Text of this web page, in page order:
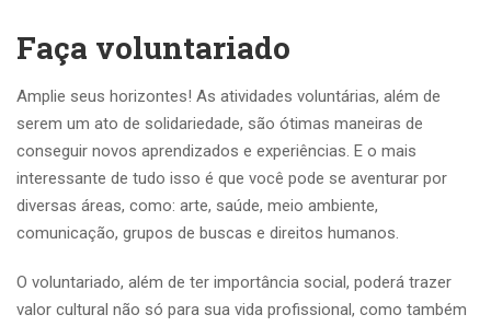
Faça voluntariado
Amplie seus horizontes! As atividades voluntárias, além de
serem um ato de solidariedade, são ótimas maneiras de
conseguir novos aprendizados e experiências. E o mais
interessante de tudo isso é que você pode se aventurar por
diversas áreas, como: arte, saúde, meio ambiente,
comunicação, grupos de buscas e direitos humanos.
O voluntariado, além de ter importância social, poderá trazer
valor cultural não só para sua vida profissional, como também